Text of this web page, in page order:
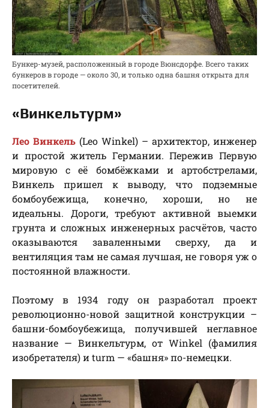
Бункер-музей, расположенный в городе Вюнсдорфе. Всего таких
бункеров в городе — около 30, и только одна башня открыта для
посетителей.
«Винкельтурм»
Лео Винкель (Leo Winkel) – архитектор, инженер
и простой житель Германии. Пережив Первую
мировую с её бомбёжками и артобстрелами,
Винкель пришел к выводу, что подземные
бомбоубежища, конечно, хороши, но не
идеальны. Дороги, требуют активной выемки
грунта и сложных инженерных расчётов, часто
оказываются заваленными сверху, да и
вентиляция там не самая лучшая, не говоря уж о
постоянной влажности.
Поэтому в 1934 году он разработал проект
революционно-новой защитной конструкции –
башни-бомбоубежища, получившей неглавное
название — Винкельтурм, от Winkel (фамилия
изобретателя) и turm — «башня» по-немецки.